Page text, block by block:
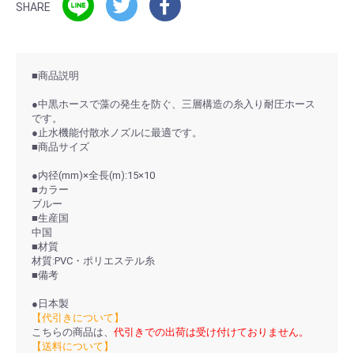
SHARE
■商品説明
●中黒ホースで藻の発生を防ぐ、三層構造の糸入り耐圧ホース
です。
●止水機能付散水ノズルに最適です。
■商品サイズ
●内径(mm)×全長(m):15×10
■カラー
ブルー
■生産国
中国
■材質
材質:PVC・ポリエステル糸
■備考
●日本製
【代引きについて】
こちらの商品は、 代引きでの出荷は受け付けておりません。
【送料について】